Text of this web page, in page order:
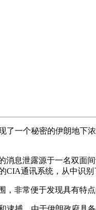
一个秘密的伊朗地下
息泄露源于一名双面
通讯系统，从中识别
，非常便于发现具有特点